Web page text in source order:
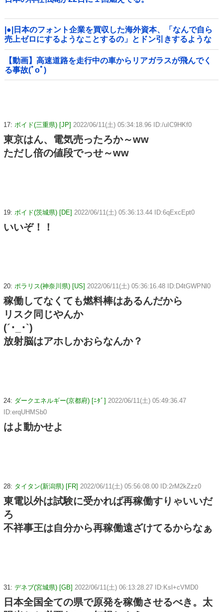
|●|日本のフォント企業を買収した海外資本、「なんで自ら
売上ゼロにするようなことするの」とドン引きするような
方針転換を……
【動画】高速道路を走行中の車からリアガラスが飛んでく
る事故(ﾟoﾟ)
17: ボイド(三重県) [JP] 2022/06/11(土) 05:34:18.96 ID:/uIC9HKf0
東京はん、電気売ったろか～ww
ただし倍の値段でっせ～ww
19: ボイド(茨城県) [DE] 2022/06/11(土) 05:36:13.44 ID:6qExcEpt0
いいぞ！！
20: ポラリス(神奈川県) [US] 2022/06/11(土) 05:36:16.48 ID:D4tGWPNl0
稼働してなくても燃料棒はあるんだから
リスク同じやんか
(´･_･`)
放射脳はアホしかおらなんか？
24: ダークエネルギー(京都府) [ﾆﾀﾞ] 2022/06/11(土) 05:49:36.47
ID:erqUHMSb0
はよ動かせよ
28: タイタン(新潟県) [FR] 2022/06/11(土) 05:56:08.00 ID:2rM2kZzz0
東電以外は試験に受かれば再稼働すりゃいいだ
ろ
不祥事王は自分から再稼働遠ざけてるからなぁ
31: デネブ(宮城県) [GB] 2022/06/11(土) 06:13:28.27 ID:Ksl+cVMD0
日本全国全ての県で原発を稼働させるべき。太